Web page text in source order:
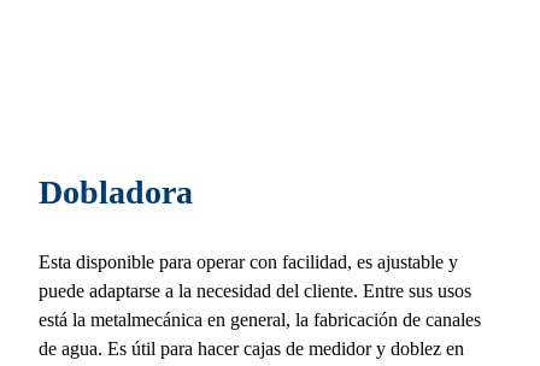
Dobladora
Esta disponible para operar con facilidad, es ajustable y
puede adaptarse a la necesidad del cliente. Entre sus usos
está la metalmecánica en general, la fabricación de canales
de agua. Es útil para hacer cajas de medidor y doblez en